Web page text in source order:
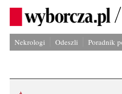
Nekrologi Odeszli Poradnik